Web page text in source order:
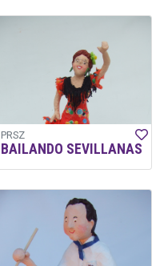
PRSZ
BAILANDO SEVILLANAS